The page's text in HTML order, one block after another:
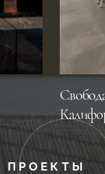
ПРОЕКТЫ